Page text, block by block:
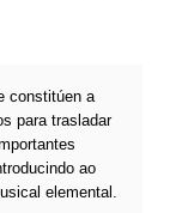
constitúen a
para trasladar
ao
elemental.